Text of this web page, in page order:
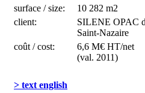
surface / size:
10 282 m2
client:
SILENE OPAC
Saint-Nazaire
coût / cost:
6,6 M€ HT/net
(val. 2011)
> text english